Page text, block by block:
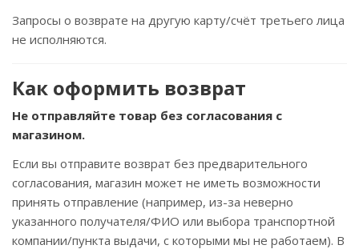
Запросы о возврате на другую карту/счёт третьего лица
не исполняются.
Как оформить возврат
Не отправляйте товар без согласования с
магазином.
Если вы отправите возврат без предварительного
согласования, магазин может не иметь возможности
принять отправление (например, из-за неверно
указанного получателя/ФИО или выбора транспортной
компании/пункта выдачи, с которыми мы не работаем). В